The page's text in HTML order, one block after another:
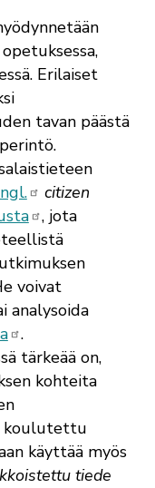
Erilaiset
tavan päästä
citizen
, jota
voivat
analysoida
.
tärkeää on,
kohteita
koulutettu
käyttää myös
tiede